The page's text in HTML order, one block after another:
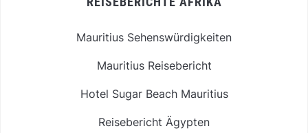
Mauritius Sehenswürdigkeiten
Mauritius Reisebericht
Hotel Sugar Beach Mauritius
Reisebericht Ägypten